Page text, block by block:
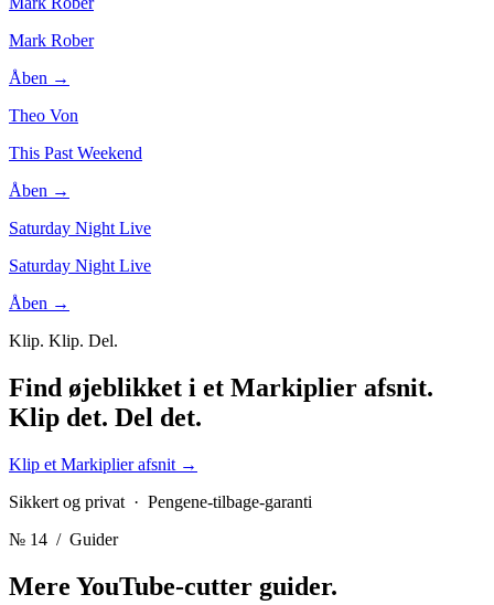
Mark Rober
Åben →
Theo Von
This Past Weekend
Åben →
Saturday Night Live
Saturday Night Live
Åben →
Klip. Klip. Del.
Find øjeblikket i et Markiplier afsnit.
Klip det. Del det.
Klip et Markiplier afsnit →
Sikkert og privat · Pengene-tilbage-garanti
№ 14 / Guider
Mere YouTube-cutter guider.